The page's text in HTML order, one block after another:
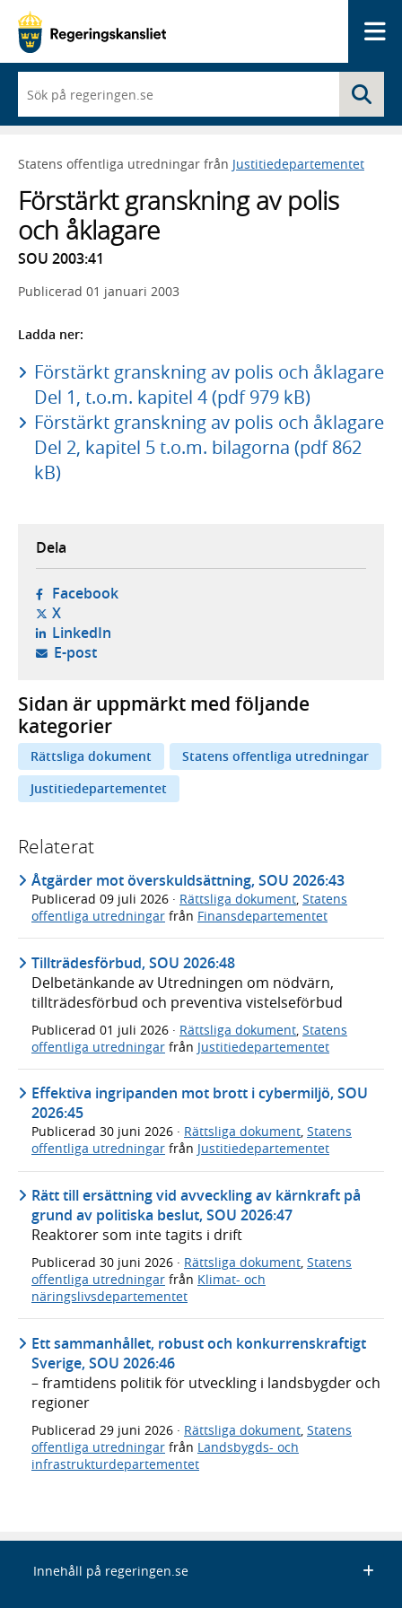
du
börjar
skriva
framträder
lista
med
sökförslag
Statens offentliga utredningar från Justitiedepartementet
Förstärkt granskning av polis
och åklagare
SOU 2003:41
Publicerad 01 januari 2003
Ladda ner:
Förstärkt granskning av polis och åklagare
Del 1, t.o.m. kapitel 4 (pdf 979 kB)
Förstärkt granskning av polis och åklagare
Del 2, kapitel 5 t.o.m. bilagorna (pdf 862
kB)
Dela
Facebook- öppnas i ny flik, extern webbplats,
X- öppnas i ny flik, extern webbplats,
LinkedIn- öppnas i ny flik, extern webbplats,
E-post- öppnar din e-postklient,
Sidan är uppmärkt med följande
kategorier
Rättsliga dokument
Statens offentliga utredningar
Justitiedepartementet
Relaterat
Åtgärder mot överskuldsättning, SOU 2026:43
Publicerad 09 juli 2026 · Rättsliga dokument, Statens
offentliga utredningar från Finansdepartementet
Tillträdesförbud, SOU 2026:48
Delbetänkande av Utredningen om nödvärn,
tillträdesförbud och preventiva vistelseförbud
Publicerad 01 juli 2026 · Rättsliga dokument Statens
offentliga utredningar från Justitiedepartementet
Effektiva ingripanden mot brott i cybermiljö, SOU
2026:45
Publicerad 30 juni 2026 · Rättsliga dokument, Statens
offentliga utredningar från Justitiedepartementet
Rätt till ersättning vid avveckling av kärnkraft på
grund av politiska beslut, SOU 2026:47
Reaktorer som inte tagits i drift
Publicerad 30 juni 2026 · Rättsliga dokument, Statens
offentliga utredningar från Klimat- och
näringslivsdepartementet
Ett sammanhållet, robust och konkurrenskraftigt
Sverige, SOU 2026:46
– framtidens politik för utveckling i landsbygder och
regioner
Publicerad 29 juni 2026 · Rättsliga dokument Statens
offentliga utredningar från Landsbygds- och
infrastrukturdepartementet
Innehåll på regeringen.se